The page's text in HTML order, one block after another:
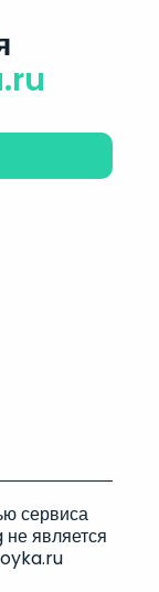
сервиса
является